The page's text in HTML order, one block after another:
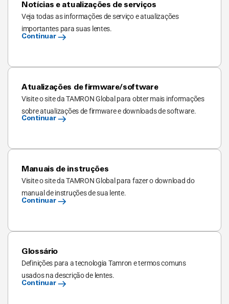
Notícias e atualizações de serviços
Veja todas as informações de serviço e atualizações
importantes para suas lentes.
Continuar
Atualizações de firmware/software
Visite o site da TAMRON Global para obter mais informações
sobre atualizações de firmware e downloads de software.
Continuar
Manuais de instruções
Visite o site da TAMRON Global para fazer o download do
manual de instruções de sua lente.
Continuar
Glossário
Definições para a tecnologia Tamron e termos comuns
usados na descrição de lentes.
Continuar